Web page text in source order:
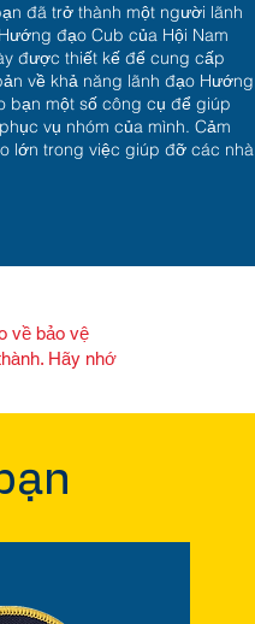
đã trở thành một người lãnh
đạo Cub của Hội Nam
được thiết kế để cung cấp
về khả năng lãnh đạo Hướng
bạn một số công cụ để giúp
vụ nhóm của mình. Cảm
lớn trong việc giúp đỡ các nhà
về bảo vệ
Hãy nhớ